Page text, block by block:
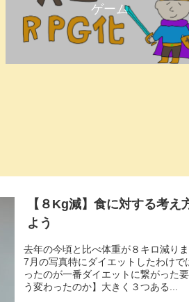
ゲーム
【８Kg減】食に対する考
よう
去年の今頃と比べ体重が８キロ減り
7月の写真特にダイエットしたわけ
ったのが一番ダイエットに繋がった
う変わったのか】大きく３つある...